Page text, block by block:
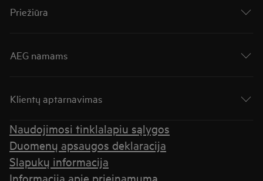
Priežiūra
AEG namams
Klientų aptarnavimas
Naudojimosi tinklalapiu sąlygos
Duomenų apsaugos deklaracija
Slapukų informacija
Informacija apie prieinamumą